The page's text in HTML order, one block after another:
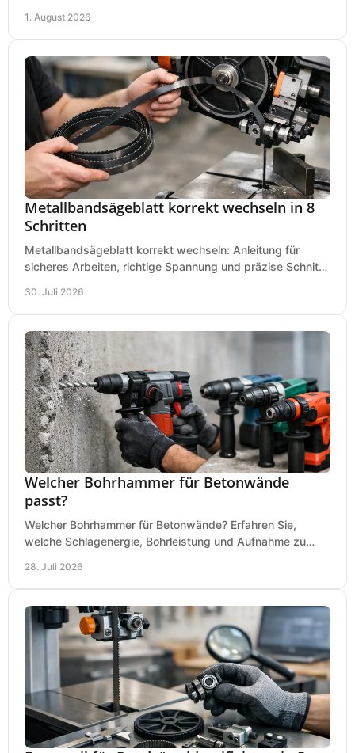
1. August 2026
Metallbandsägeblatt korrekt wechseln in 8
Schritten
Metallbandsägeblatt korrekt wechseln: Anleitung für
sicheres Arbeiten, richtige Spannung und präzise Schnitte
30. Juli 2026
Welcher Bohrhammer für Betonwände
passt?
Welcher Bohrhammer für Betonwände? Erfahren Sie,
welche Schlagenergie, Bohrleistung und Aufnahme zu
28. Juli 2026